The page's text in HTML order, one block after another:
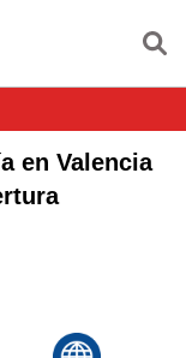
en Valencia